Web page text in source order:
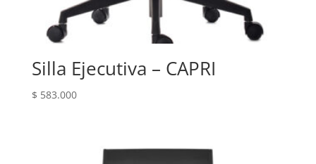
Silla Ejecutiva – CAPRI
$ 583.000